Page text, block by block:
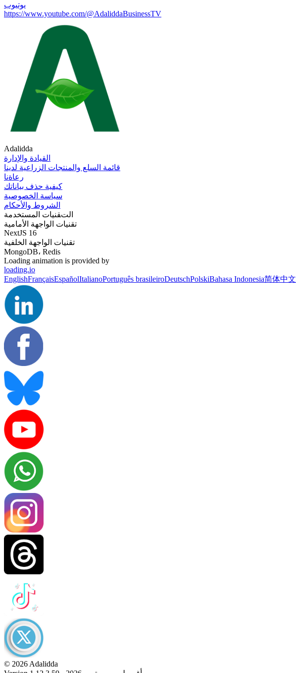
يوتيوب
https://www.youtube.com/@AdaliddaBusinessTV
Adalidda
القيادة والإدارة
قائمة السلع والمنتجات الزراعية لدينا
رعاةنا
كيفية حذف بياناتك
سياسة الخصوصية
الشروط والأحكام
التقنيات المستخدمة
تقنيات الواجهة الأمامية
NextJS 16
تقنيات الواجهة الخلفية
MongoDB، Redis
Loading animation is provided by
loading.io
EnglishFrançaisEspañolItalianoPortuguês brasileiroDeutschPolskiBahasa Indonesia简体中文
© 2026 Adalidda